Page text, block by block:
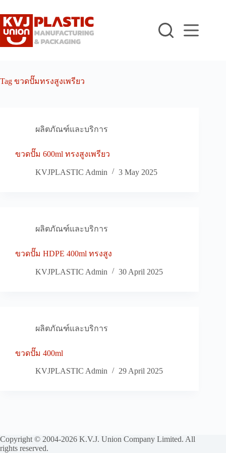
to
content
Tag ขวดปั๊มทรงสูงเพรียว
ผลิตภัณฑ์และบริการ
ขวดปั๊ม 600ml ทรงสูงเพรียว
KVJPLASTIC Admin 3 May 2025
ผลิตภัณฑ์และบริการ
ขวดปั๊ม HDPE 400ml ทรงสูง
KVJPLASTIC Admin 30 April 2025
ผลิตภัณฑ์และบริการ
ขวดปั๊ม 400ml
KVJPLASTIC Admin 29 April 2025
Copyright © 2004-2026 K.V.J. Union Company Limited. All
rights reserved.